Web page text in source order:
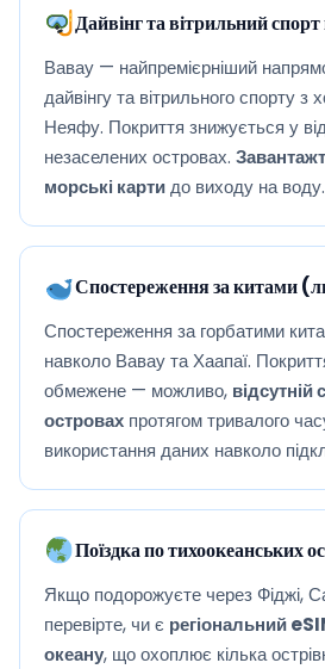
Дайвінг та вітрильний
Вавау — найпремієрніший
дайвінгу та вітрильного спорту з
Неяфу. Покриття знижується у
незаселених островах.
морські картидо виходу на воду.
Спостереження за китами
Спостереження за горбатими
навколо Вавау та Хаапаї.
обмежене — можливо, відсутній
островах протягом тривалого
використання даних навколо
Поїздка по тихоокеанських
Якщо подорожуєте через Фіджі,
перевірте, чи є регіональний
океану, що охоплює кілька